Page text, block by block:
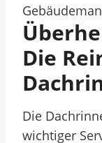
Die
Die
wichtiger